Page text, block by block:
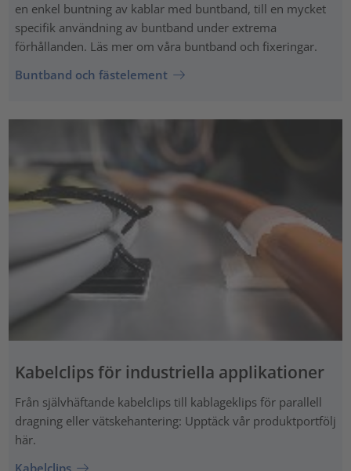
en enkel buntning av kablar med buntband, till en mycket
specifik användning av buntband under extrema
förhållanden. Läs mer om våra buntband och fixeringar.
Buntband och fästelement
Kabelclips för industriella applikationer
Från självhäftande kabelclips till kablageklips för parallell
dragning eller vätskehantering: Upptäck vår produktportfölj
här.
Kabelclips